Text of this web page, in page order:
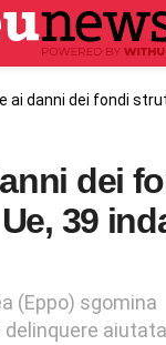
ai danni dei fondi
dei
39
(Eppo) sgomina